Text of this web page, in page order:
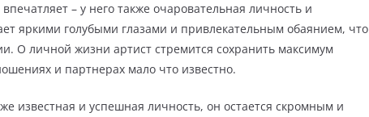
– у него также очаровательная личность и
яркими голубыми глазами и привлекательным обаянием, что
О личной жизни артист стремится сохранить максимум
и партнерах мало что известно.
известная и успешная личность, он остается скромным и